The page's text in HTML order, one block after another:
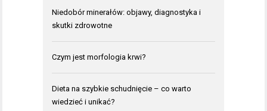
Niedobór minerałów: objawy, diagnostyka i
skutki zdrowotne
Czym jest morfologia krwi?
Dieta na szybkie schudnięcie – co warto
wiedzieć i unikać?